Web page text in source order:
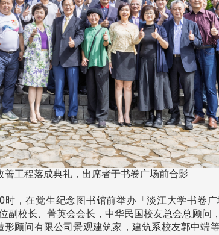
工程落成典礼，出席者于书卷广场前合影
，在觉生纪念图书馆前举办「淡江大学书卷
副校长、菁英会会长，中华民国校友总会总顾问
顾问有限公司景观建筑家，建筑系校友郭中端
海
)举办
惠玲学
2 版 校友会活动 (海
外、县市)
台中市校友会拜会卢秀燕市
长 校友交流智慧治理凝聚向
心力
(三)举办拜会台中市政府活动。参
访团由母校战略所所长李大中、 ...
2 版
外
南加
理事
会长
校友
（洛侨
...